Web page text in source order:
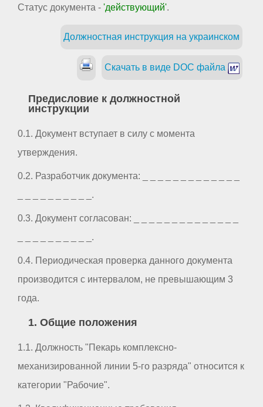
Статус документа - 'действующий'.
Должностная инструкция на украинском
Скачать в виде DOC файла
Предисловие к должностной
инструкции
0.1. Документ вступает в силу с момента
утверждения.
0.2. Разработчик документа: _ _ _ _ _ _ _ _ _ _ _ _ _
_ _ _ _ _ _ _ _ _ _.
0.3. Документ согласован: _ _ _ _ _ _ _ _ _ _ _ _ _ _
_ _ _ _ _ _ _ _ _ _.
0.4. Периодическая проверка данного документа
производится с интервалом, не превышающим 3
года.
1. Общие положения
1.1. Должность "Пекарь комплексно-
механизированной линии 5-го разряда" относится к
категории "Рабочие".